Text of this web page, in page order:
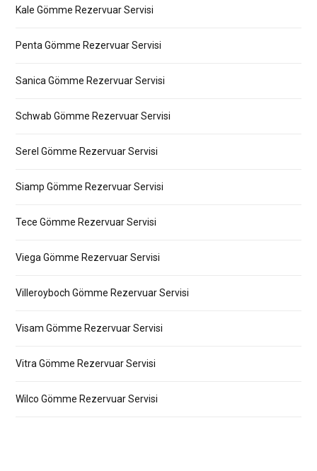
Kale Gömme Rezervuar Servisi
Penta Gömme Rezervuar Servisi
Sanica Gömme Rezervuar Servisi
Schwab Gömme Rezervuar Servisi
Serel Gömme Rezervuar Servisi
Siamp Gömme Rezervuar Servisi
Tece Gömme Rezervuar Servisi
Viega Gömme Rezervuar Servisi
Villeroyboch Gömme Rezervuar Servisi
Visam Gömme Rezervuar Servisi
Vitra Gömme Rezervuar Servisi
Wilco Gömme Rezervuar Servisi